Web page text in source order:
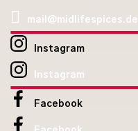
mail@midlifespices.de
Instagram
Instagram
Facebook